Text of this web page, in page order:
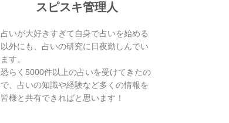
スピスキ管理人
占いが大好きすぎて自身で占いを始める
以外にも、占いの研究に日夜勤しんでい
ます。
恐らく5000件以上の占いを受けてきたの
で、占いの知識や経験など多くの情報を
皆様と共有できればと思います！